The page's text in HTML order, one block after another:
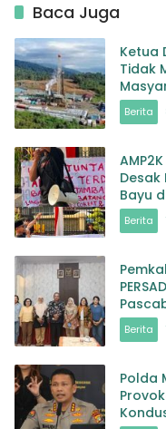
Baca Juga
Ketua
Tidak
Berita
Desak
Bayu
Berita
Inklusi
Berita
Polda